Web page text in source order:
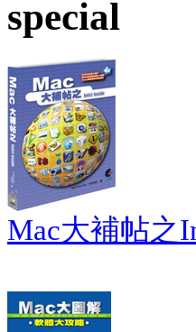
special
Mac大補帖之